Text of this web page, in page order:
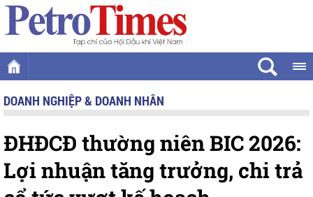
DOANH NGHIỆP & DOANH NHÂN
ĐHĐCĐ thường niên BIC 2026:
Lợi nhuận tăng trưởng, chi trả